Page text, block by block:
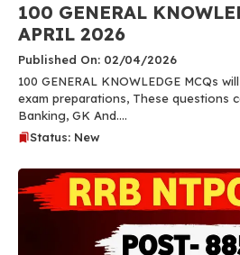
100 GENERAL
APRIL 2026
Published On: 02/04/2026
100 GENERAL KNOWLEDGE MCQs
exam preparations, These questions
Banking, GK And....
Status: New